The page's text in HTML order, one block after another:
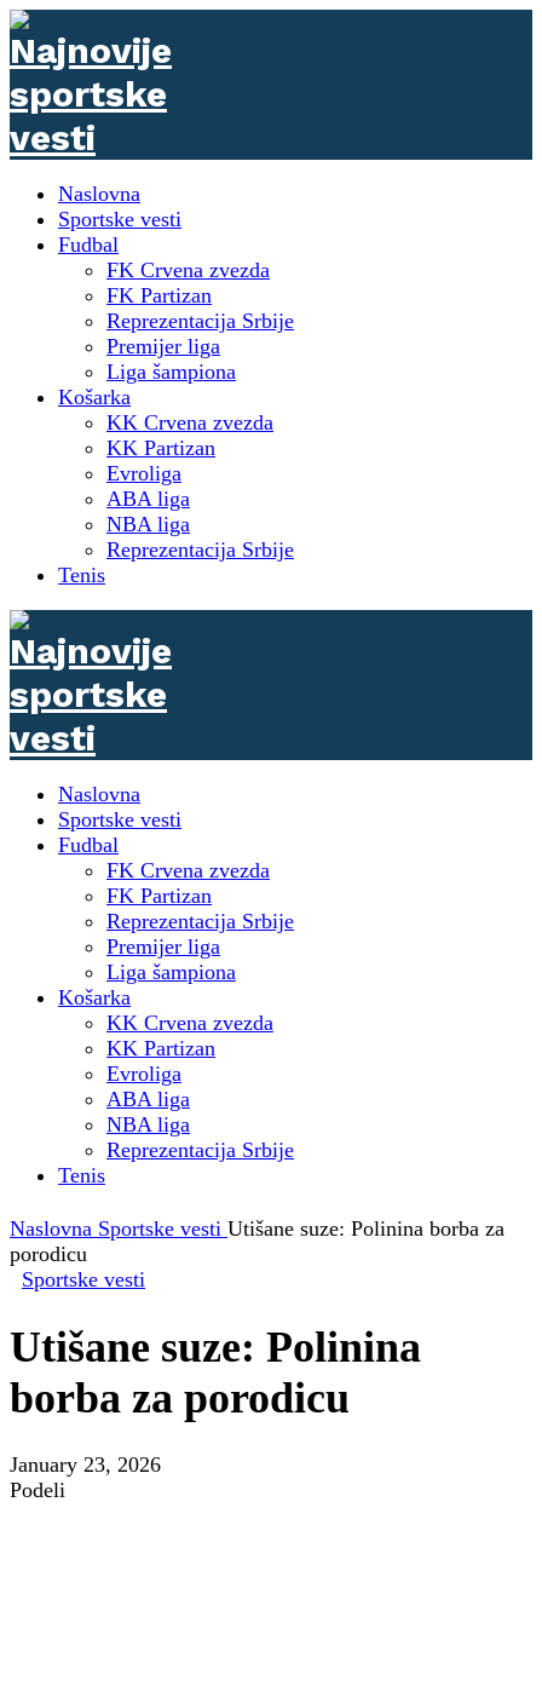
Naslovna
Sportske vesti
Fudbal
FK Crvena zvezda
FK Partizan
Reprezentacija Srbije
Premijer liga
Liga šampiona
Košarka
KK Crvena zvezda
KK Partizan
Evroliga
ABA liga
NBA liga
Reprezentacija Srbije
Tenis
Naslovna
Sportske vesti
Fudbal
FK Crvena zvezda
FK Partizan
Reprezentacija Srbije
Premijer liga
Liga šampiona
Košarka
KK Crvena zvezda
KK Partizan
Evroliga
ABA liga
NBA liga
Reprezentacija Srbije
Tenis
Naslovna Sportske vesti Utišane suze: Polinina borba za
porodicu
Sportske vesti
Utišane suze: Polinina
borba za porodicu
January 23, 2026
Podeli